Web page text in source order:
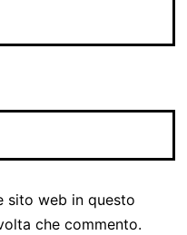
sito web in questo
che commento.